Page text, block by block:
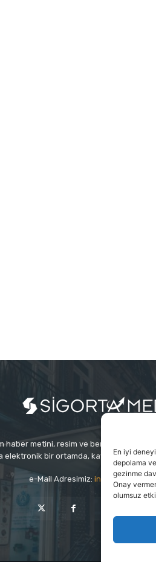
En iyi
depolama
gezinme
Onay
olumsuz
metini, resim ve benzeri içeriğin
elektronik bir ortamda, kaynak
e-Mail Adresimiz: